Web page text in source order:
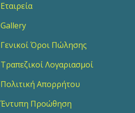
Εταιρεία
Gallery
Γενικοί Όροι Πώλησης
Τραπεζικοί Λογαριασμοί
Πολιτική Απορρήτου
Έντυπη Προώθηση